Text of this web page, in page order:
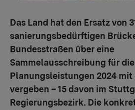
Das Land hat den Ersatz von
sanierungsbedürftigen
Bundesstraßen über eine
Sammelausschreibung für die
Planungsleistungen 2024
vergeben – 15 davon im
Regierungsbezirk. Die